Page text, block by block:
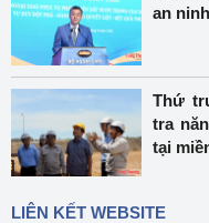
an
Thứ
tra
tại
LIÊN KẾT WEBSITE